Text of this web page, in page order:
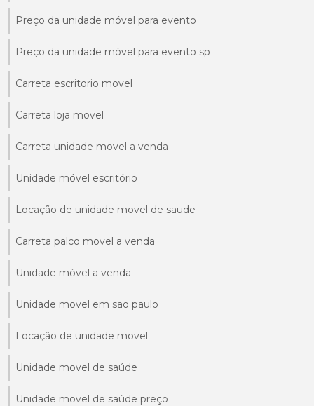
Preço da unidade móvel para evento
Preço da unidade móvel para evento sp
Carreta escritorio movel
Carreta loja movel
Carreta unidade movel a venda
Unidade móvel escritório
Locação de unidade movel de saude
Carreta palco movel a venda
Unidade móvel a venda
Unidade movel em sao paulo
Locação de unidade movel
Unidade movel de saúde
Unidade movel de saúde preço